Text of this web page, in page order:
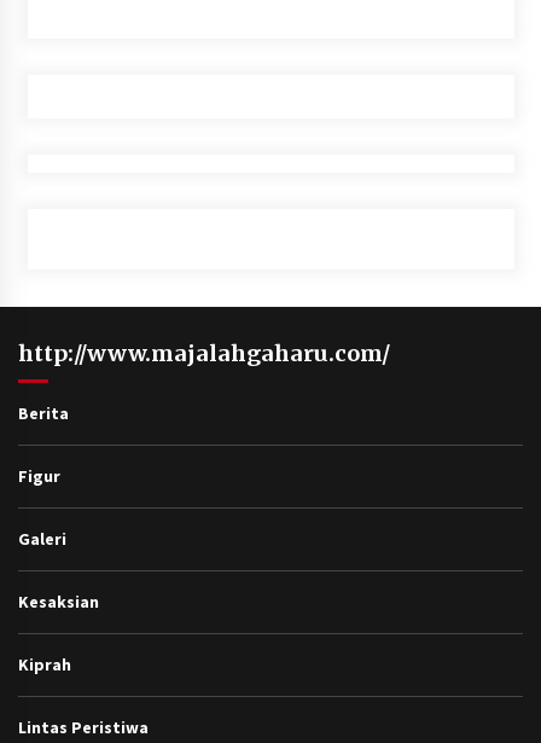
http://www.majalahgaharu.com/
Berita
Figur
Galeri
Kesaksian
Kiprah
Lintas Peristiwa